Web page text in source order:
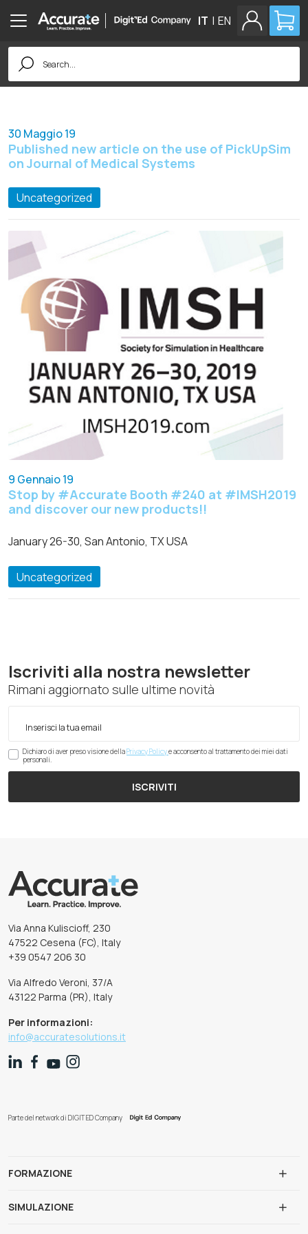
IT | EN
Search
for:
30 Maggio 19
Published new article on the use of PickUpSim
on Journal of Medical Systems
Uncategorized
9 Gennaio 19
Stop by #Accurate Booth #240 at #IMSH2019
and discover our new products!!
January 26-30, San Antonio, TX USA
Uncategorized
Iscriviti alla nostra newsletter
Rimani aggiornato sulle ultime novità
Dichiaro di aver preso visione dellaPrivacy Policye acconsento al trattamento dei miei dati
personali.
ISCRIVITI
Via Anna Kuliscioff, 230
47522 Cesena (FC), Italy
+39 0547 206 30
Via Alfredo Veroni, 37/A
43122 Parma (PR), Italy
Per informazioni:
info@accuratesolutions.it
Parte del network di DIGIT ED Company
FORMAZIONE
SIMULAZIONE